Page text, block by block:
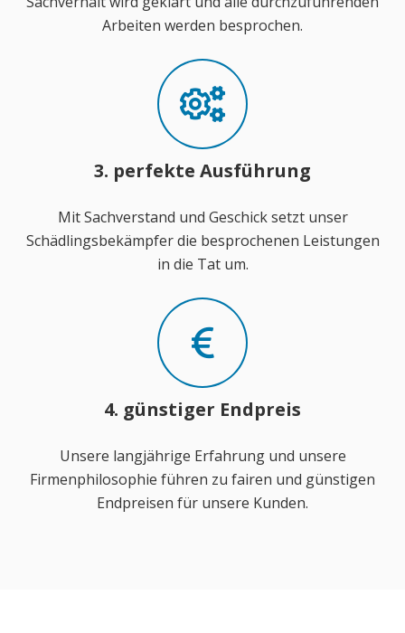
Arbeiten werden besprochen.
3. perfekte Ausführung
Mit Sachverstand und Geschick setzt unser
Schädlingsbekämpfer die besprochenen Leistungen
in die Tat um.
4. günstiger Endpreis
Unsere langjährige Erfahrung und unsere
Firmenphilosophie führen zu fairen und günstigen
Endpreisen für unsere Kunden.